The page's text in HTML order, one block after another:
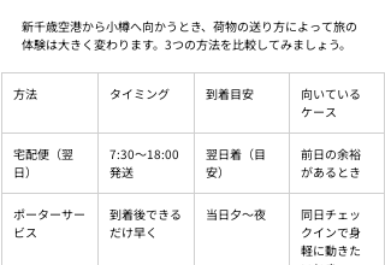
新千歳空港から小樽へ向かうとき、荷物の送り方によって旅の
体験は大きく変わります。3つの方法を比較してみましょう。
方法 タイミング 到着目安
向いている
ケース
宅配便（翌
日）
7:30〜18:00
発送
翌日着（目
安）
前日の余裕
があるとき
ポーターサー
ビス
到着後できる
だけ早く
当日夕〜夜
同日チェッ
クインで身
軽に動きた